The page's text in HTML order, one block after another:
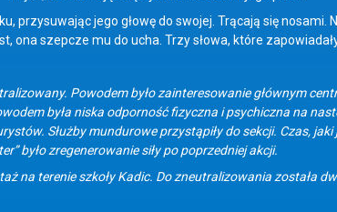
przysuwając jego głowę do swojej. Trącają się nosami.
ona szepcze mu do ucha. Trzy słowa, które
Powodem było zainteresowanie głównym
była niska odporność fizyczna i psychiczna na
Służby mundurowe przystąpiły do sekcji. Czas,
było zregenerowanie siły po poprzedniej akcji.
na terenie szkoły Kadic. Do zneutralizowania została